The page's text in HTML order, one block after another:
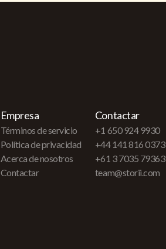
Empresa
Términos de servicio
Política de privacidad
Acerca de nosotros
Contactar
Contactar
+1 650 924 9930
+44 141 816 0373
+61 3 7035 79363
team@storii.com